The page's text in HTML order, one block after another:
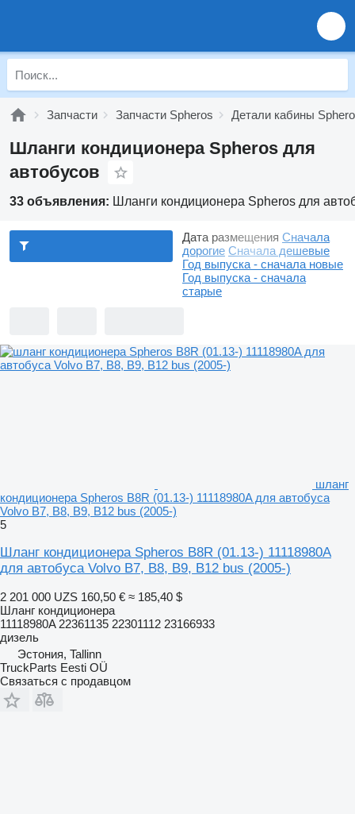
Запчасти Запчасти Spheros Детали кабины
Шланги кондиционера Spheros для
автобусов
33 объявления: Шланги кондиционера Spheros для
Дата размещения Сначала
дорогие Сначала дешевые
Год выпуска - сначала новые
Год выпуска - сначала
старые
шланг
кондиционера Spheros B8R (01.13-) 11118980A для автобуса
Volvo B7, B8, B9, B12 bus (2005-)
5
Шланг кондиционера Spheros B8R (01.13-) 11118980A
для автобуса Volvo B7, B8, B9, B12 bus (2005-)
2 201 000 UZS 160,50 € ≈ 185,40 $
Шланг кондиционера
11118980A 22361135 22301112 23166933
дизель
Эстония, Tallinn
TruckParts Eesti OÜ
Связаться с продавцом